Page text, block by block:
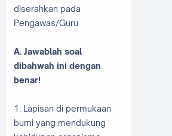
diserahkan pada
Pengawas/Guru
A. Jawablah soal
dibahwah ini dengan
benar!
1. Lapisan di permukaan
bumi yang mendukung